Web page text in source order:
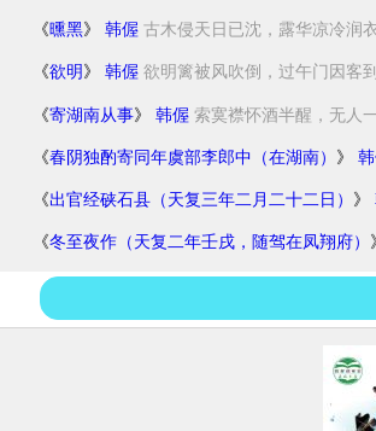
《曛黑》 韩偓 古木侵天日已沈，露华凉冷润
《欲明 》 韩偓 欲明篱被风吹倒，过午门因客
《寄湖南从事》 韩偓 索寞襟怀酒半醒，无人
《春阴独酌寄同年虞部李郎中（在湖南） 》
《出官经硖石县（天复三年二月二十二日） 》
《冬至夜作（天复二年壬戌，随驾在凤翔府）